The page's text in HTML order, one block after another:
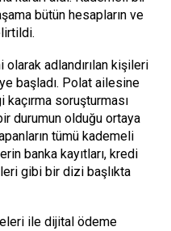
bütün hesapların ve
adlandırılan kişileri
başladı. Polat ailesine
soruşturması
durumun olduğu ortaya
tümü kademeli
banka kayıtları, kredi
gibi bir dizi başlıkta
ile dijital ödeme